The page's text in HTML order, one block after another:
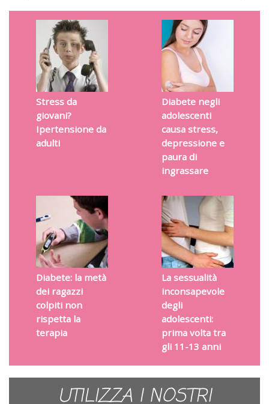
Stress da
giovani?
Ipertensione da
adulti
Diabete negli
adolescenti
causa stress,
depressione e
paura di
ingrassare
Diabete: la metà
dei ragazzi
colpiti non
rispetta la
terapia
La sessualità
inconsapevole
degli
adolescenti:
prima volta tra
gli 11-13 anni
UTILIZZA I NOSTRI